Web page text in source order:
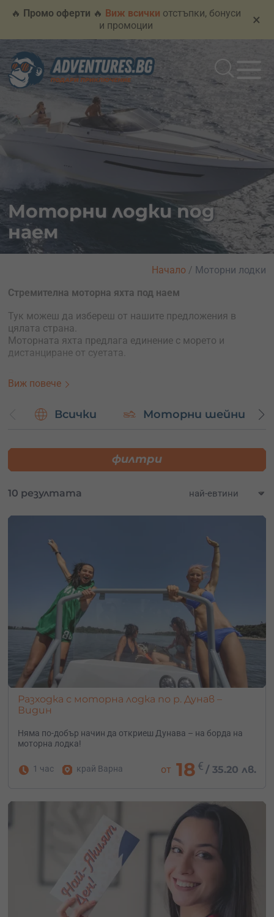
🔥 Промо оферти 🔥 Виж всички отстъпки, бонуси
и промоции
×
Моторни лодки под
наем
Стремителна моторна яхта под наем
Тук можеш да избереш от нашите предложения в
цялата страна.
Моторната яхта предлага единение с морето и
дистанциране от суетата.
прекарай невероятен ден с приятели.
Управлявай стремителна моторна – имаме
предложения в цялата страна.
Виж повече
Начало / Моторни лодки
Всички Моторни шейни
филтри
10 резултата
Разходка с моторна лодка по р. Дунав –
Видин
Няма по-добър начин да откриеш Дунава – на борда на
моторна лодка!
1 час край Варна от 18 € / 35.20 лв.